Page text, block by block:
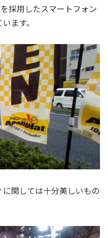
採用したスマートフォン
ます。
関しては十分美しいもの